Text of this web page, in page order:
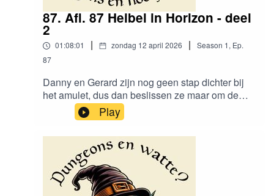
87. Afl. 87 Heibel in Horizon - deel
2
01:08:01 | zondag 12 april 2026 | Season 1, Ep.
87
Danny en Gerard zijn nog geen stap dichter bij
het amulet, dus dan beslissen ze maar om de
kathedraal te bezoeken om ervoor te bidden.Vind
hier:https://www.instagram.com/dungeonsenwatt
e/www.dungeonsenwatte.beAttributies:"Cathedra
l" by TabletopAudio is licensed under CC BY
4.0"The Orrery" by TabletopAudio is licensed
under CC BY 4.0"The Madding Crowd" by
Play